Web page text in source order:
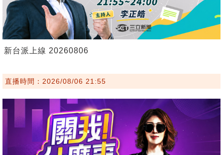
新台派上線 20260806
直播時間：2026/08/06 21:55